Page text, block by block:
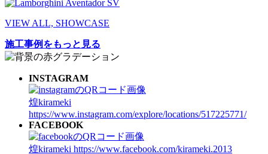
VIEW ALL, SHOWCASE
施工事例をもっと見る
INSTAGRAM
煌kirameki
https://www.instagram.com/explore/locations/517225771/
FACEBOOK
煌kirameki https://www.facebook.com/kirameki.2013